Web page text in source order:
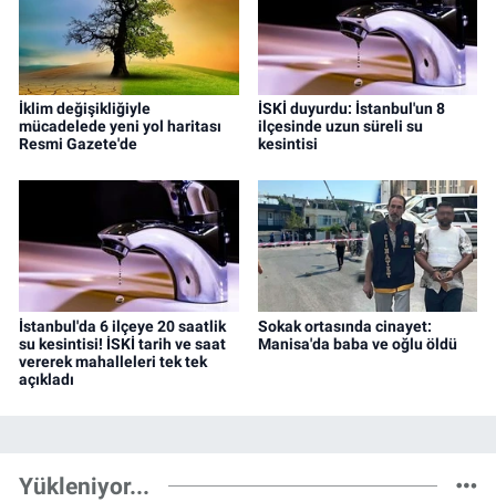
İklim değişikliğiyle
mücadelede yeni yol haritası
Resmi Gazete'de
İSKİ duyurdu: İstanbul'un 8
ilçesinde uzun süreli su
kesintisi
İstanbul'da 6 ilçeye 20 saatlik
su kesintisi! İSKİ tarih ve saat
vererek mahalleleri tek tek
açıkladı
Sokak ortasında cinayet:
Manisa'da baba ve oğlu öldü
Yükleniyor...